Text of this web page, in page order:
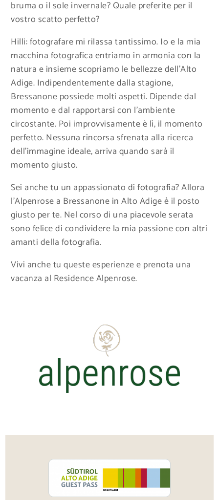
bruma o il sole invernale? Quale preferite per il
vostro scatto perfetto?
Hilli: fotografare mi rilassa tantissimo. Io e la mia
macchina fotografica entriamo in armonia con la
natura e insieme scopriamo le bellezze dell’Alto
Adige. Indipendentemente dalla stagione,
Bressanone possiede molti aspetti. Dipende dal
momento e dal rapportarsi con l’ambiente
circostante. Poi improvvisamente è lì, il momento
perfetto. Nessuna rincorsa sfrenata alla ricerca
dell’immagine ideale, arriva quando sarà il
momento giusto.
Sei anche tu un appassionato di fotografia? Allora
l’Alpenrose a Bressanone in Alto Adige è il posto
giusto per te. Nel corso di una piacevole serata
sono felice di condividere la mia passione con altri
amanti della fotografia.
Vivi anche tu queste esperienze e prenota una
vacanza al Residence Alpenrose.